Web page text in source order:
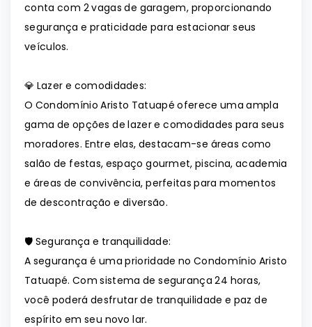
conta com 2 vagas de garagem, proporcionando
segurança e praticidade para estacionar seus
veículos.
💎 Lazer e comodidades:
O Condomínio Aristo Tatuapé oferece uma ampla
gama de opções de lazer e comodidades para seus
moradores. Entre elas, destacam-se áreas como
salão de festas, espaço gourmet, piscina, academia
e áreas de convivência, perfeitas para momentos
de descontração e diversão.
🛡️ Segurança e tranquilidade:
A segurança é uma prioridade no Condomínio Aristo
Tatuapé. Com sistema de segurança 24 horas,
você poderá desfrutar de tranquilidade e paz de
espírito em seu novo lar.